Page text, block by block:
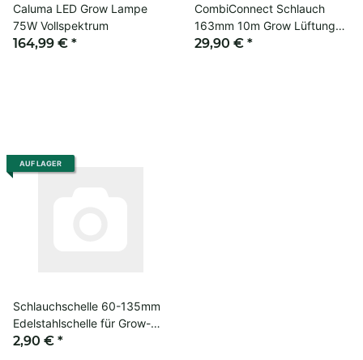
Caluma LED Grow Lampe
75W Vollspektrum
164,99 € *
CombiConnect Schlauch
163mm 10m Grow Lüftung
Klima
29,90 € *
AUF LAGER
Schlauchschelle 60-135mm
Edelstahlschelle für Grow-
Lüftung
2,90 € *